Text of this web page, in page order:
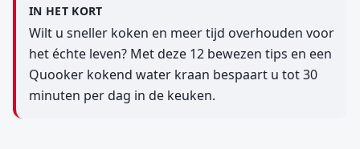
IN HET KORT
Wilt u sneller koken en meer tijd overhouden voor
het échte leven? Met deze 12 bewezen tips en een
Quooker kokend water kraan bespaart u tot 30
minuten per dag in de keuken.